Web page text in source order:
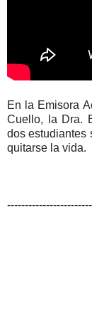
En la Emisora
Cuello, la Dra.
dos estudiantes
quitarse la vida.